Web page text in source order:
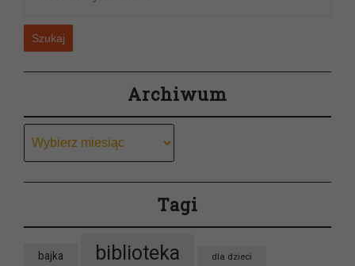
Szukaj
Archiwum
Tagi
bajka biblioteka dla dzieci